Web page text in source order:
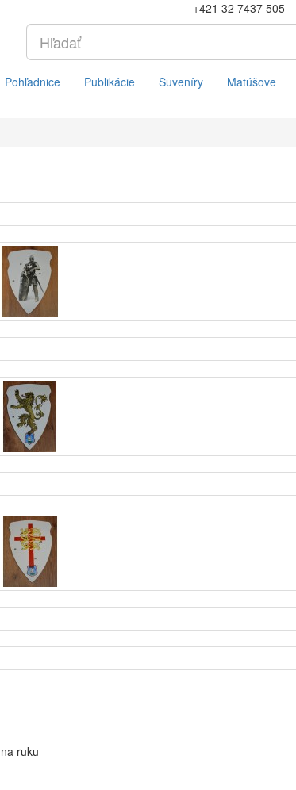
+421 32 7437 505
Pohľadnice Publikácie Suveníry Matúšove
ruku